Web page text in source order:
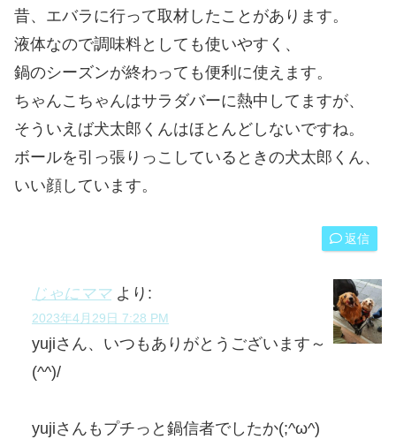
昔、エバラに行って取材したことがあります。
液体なので調味料としても使いやすく、
鍋のシーズンが終わっても便利に使えます。
ちゃんこちゃんはサラダバーに熱中してますが、
そういえば犬太郎くんはほとんどしないですね。
ボールを引っ張りっこしているときの犬太郎くん、
いい顔しています。
返信
じゃにママ より:
2023年4月29日 7:28 PM
yujiさん、いつもありがとうございます～
(^^)/
yujiさんもプチっと鍋信者でしたか(;^ω^)